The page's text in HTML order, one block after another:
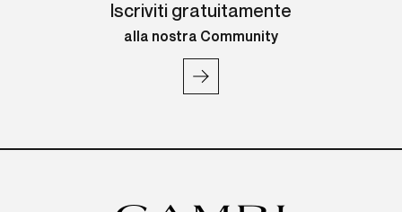
Iscriviti gratuitamente
alla nostra Community